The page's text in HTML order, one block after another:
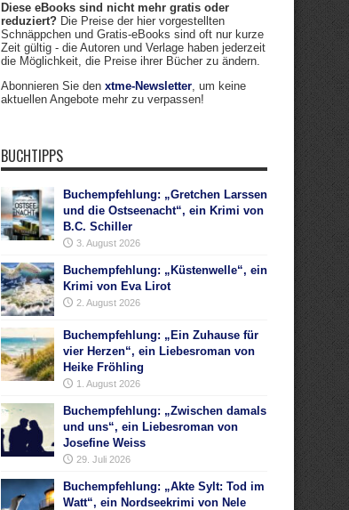
Diese eBooks sind nicht mehr gratis oder
reduziert? Die Preise der hier vorgestellten
Schnäppchen und Gratis-eBooks sind oft nur kurze
Zeit gültig - die Autoren und Verlage haben jederzeit
die Möglichkeit, die Preise ihrer Bücher zu ändern.
Abonnieren Sie den xtme-Newsletter, um keine
aktuellen Angebote mehr zu verpassen!
BUCHTIPPS
Buchempfehlung: „Gretchen Larssen
und die Ostseenacht“, ein Krimi von
B.C. Schiller
3. August 2026
Buchempfehlung: „Küstenwelle“, ein
Krimi von Eva Lirot
2. August 2026
Buchempfehlung: „Ein Zuhause für
vier Herzen“, ein Liebesroman von
Heike Fröhling
1. August 2026
Buchempfehlung: „Zwischen damals
und uns“, ein Liebesroman von
Josefine Weiss
29. Juli 2026
Buchempfehlung: „Akte Sylt: Tod im
Watt“, ein Nordseekrimi von Nele